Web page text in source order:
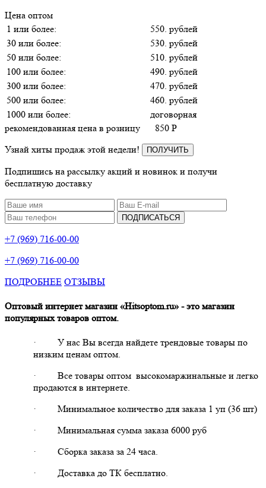
Цена оптом
1 или более:
550. рублей
30 или более:
530. рублей
50 или более:
510. рублей
100 или более:
490. рублей
300 или более:
470. рублей
500 или более:
460. рублей
1000 или более:
договорная
рекомендованная цена в розницу
850 P
Узнай хиты продаж этой недели!
ПОЛУЧИТЬ
Подпишись на рассылку акций и новинок и получи
бесплатную доставку
ПОДПИСАТЬСЯ
+7 (969) 716-00-00
+7 (969) 716-00-00
ПОДРОБНЕЕ ОТЗЫВЫ
Оптовый интернет магазин «Hitsoptom.ru» - это магазин
популярных товаров оптом.
·
У нас Вы всегда найдете трендовые товары по
низким ценам оптом.
·
Все товары оптом высокомаржинальные и легко
продаются в интернете.
·
Минимальное количество для заказа 1 уп (36 шт)
·
Минимальная сумма заказа 6000 руб
·
Сборка заказа за 24 часа.
·
Доставка до ТК бесплатно.